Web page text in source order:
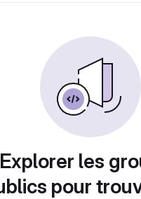
Explorer les
pour